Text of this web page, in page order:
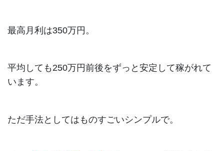
最高月利は350万円。
平均しても250万円前後をずっと安定して稼がれて
います。
ただ手法としてはものすごいシンプルで。